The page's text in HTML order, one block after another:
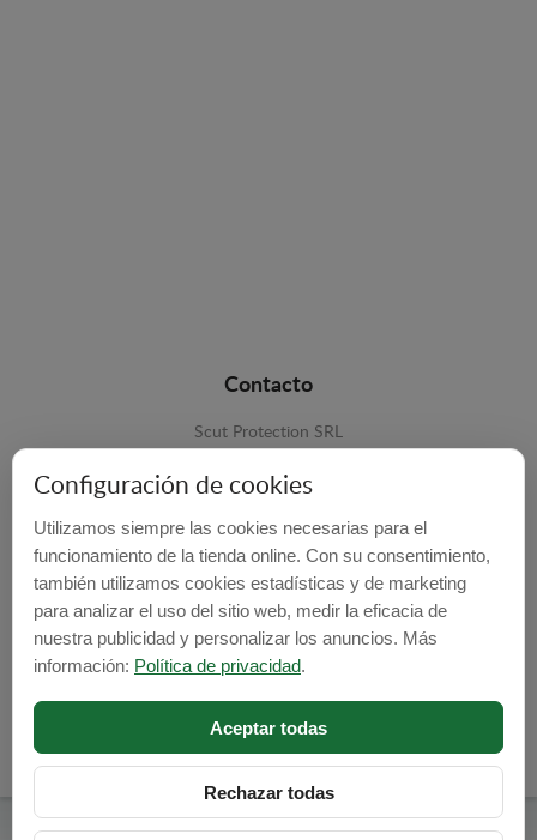
Contacto
Scut Protection SRL
Harghita, Romania
E-mail: info@cubrecarter.com
Configuración de cookies
Utilizamos siempre las cookies necesarias para el
funcionamiento de la tienda online. Con su consentimiento,
también utilizamos cookies estadísticas y de marketing
para analizar el uso del sitio web, medir la eficacia de
nuestra publicidad y personalizar los anuncios. Más
información: Política de privacidad.
Aceptar todas
Rechazar todas